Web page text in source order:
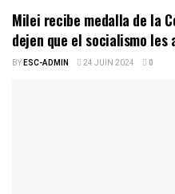
Milei recibe medalla de la
dejen que el socialismo les
BYESC-ADMIN 24 JUIN 2024 0